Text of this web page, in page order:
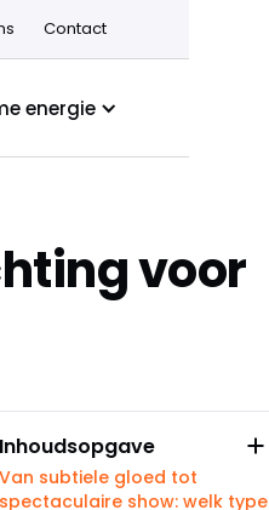
Contact
energie
voor
Inhoudsopgave
Van subtiele gloed tot
spectaculaire show: welk type